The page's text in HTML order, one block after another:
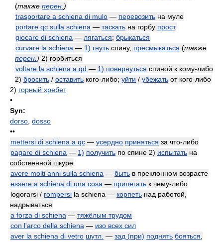
(также перен. )
trasportare a schiena di mulo — перевозить на муле
portare qc sulla schiena — таскать на горбу прост.
giocare di schiena — лягаться; брыкаться
curvare la schiena — 1) гнуть спину, пресмыкаться (также
перен. ) 2) горбиться
voltare la schiena a qd — 1) повернуться спиной к кому-либо
2) бросить / оставить кого-либо; уйти / убежать от кого-либо
2) горный хребет
•
Syn:
dorso dosso
••
mettersi di schiena a qc — усердно приняться за что-либо
pagare di schiena — 1) получить по спине 2) испытать на
собственной шкуре
avere molti anni sulla schiena — быть в преклонном возрасте
essere a schiena di una cosa — прилегать к чему-либо
logorarsi / rompersi la schiena — корпеть над работой,
надрываться
a forza di schiena — тяжёлым трудом
con l'arco della schiena — изо всех сил
aver la schiena di vetro шутл. — зад (при) поднять бояться